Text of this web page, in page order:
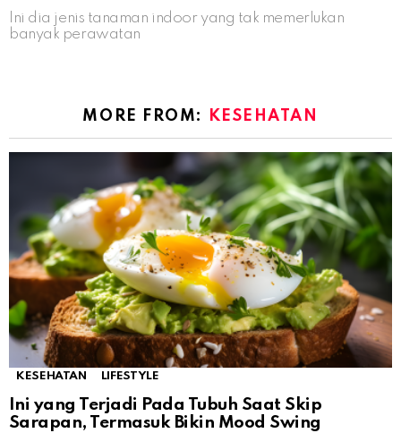
Ini dia jenis tanaman indoor yang tak memerlukan
banyak perawatan
MORE FROM: KESEHATAN
KESEHATAN LIFESTYLE
Ini yang Terjadi Pada Tubuh Saat Skip
Sarapan, Termasuk Bikin Mood Swing